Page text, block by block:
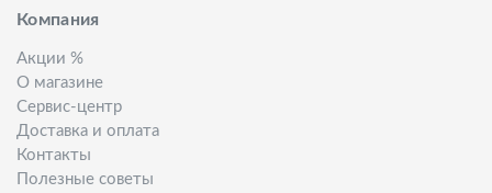
Компания
Акции %
О магазине
Сервис-центр
Доставка и оплата
Контакты
Полезные советы